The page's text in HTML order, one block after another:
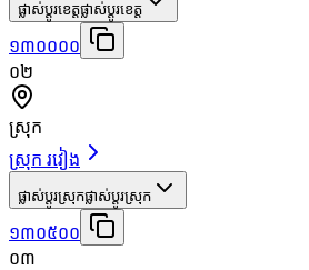
ផ្លាស់ប្តូរខេត្តផ្លាស់ប្តូរខេត្ត
១៣០០០០
០២
ស្រុក
ស្រុក រវៀង
ផ្លាស់ប្តូរស្រុកផ្លាស់ប្តូរស្រុក
១៣០៥០០
០៣